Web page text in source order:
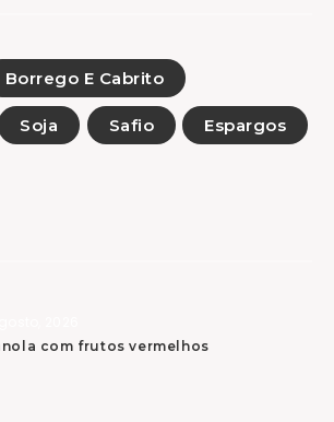
Borrego E Cabrito
Soja Safio Espargos
com frutos vermelhos